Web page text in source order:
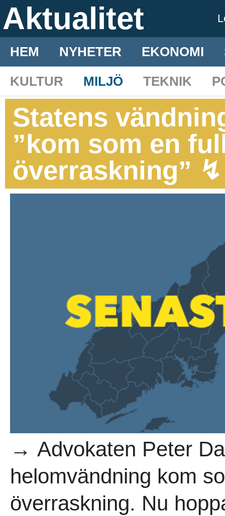
Aktualitet
HEM NYHETER EKONOMI
KULTUR
MILJÖ TEKNIK
Statens
”kom som en
överraskning” ↯
→ Advokaten Peter
helomvändning kom
överraskning. Nu